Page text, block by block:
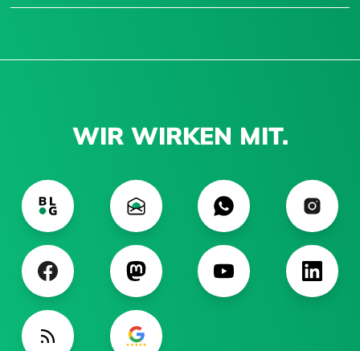
WIR WIRKEN MIT.